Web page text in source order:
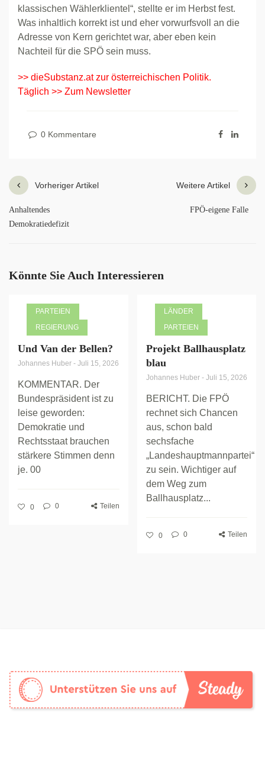
klassischen Wählerklientel“, stellte er im Herbst fest.
Was inhaltlich korrekt ist und eher vorwurfsvoll an die
Adresse von Kern gerichtet war, aber eben kein
Nachteil für die SPÖ sein muss.
>> dieSubstanz.at zur österreichischen Politik.
Täglich >> Zum Newsletter
0 Kommentare
Vorheriger Artikel
Anhaltendes
Demokratiedefizit
Weitere Artikel
FPÖ-eigene Falle
Könnte Sie Auch Interessieren
PARTEIEN
REGIERUNG
Und Van der Bellen?
Johannes Huber - Juli 15, 2026
KOMMENTAR. Der
Bundespräsident ist zu
leise geworden:
Demokratie und
Rechtsstaat brauchen
stärkere Stimmen denn
je. 00
0 0 Teilen
LÄNDER
PARTEIEN
Projekt Ballhausplatz
blau
Johannes Huber - Juli 15, 2026
BERICHT. Die FPÖ
rechnet sich Chancen
aus, schon bald
sechsfache
„Landeshauptmannpartei“
zu sein. Wichtiger auf
dem Weg zum
Ballhausplatz...
0 0 Teilen